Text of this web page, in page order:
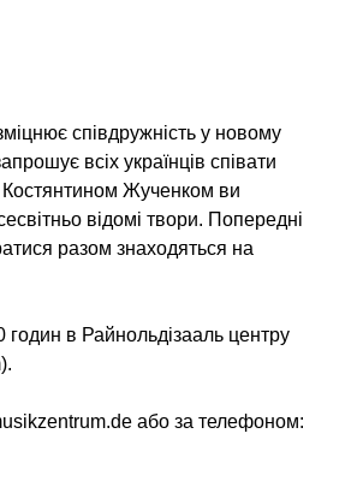
співдружність у новому
всіх українців співати
Костянтином Жученком ви
відомі твори. Попередні
разом знаходяться на
годин в Райнольдізааль центру
або за телефоном: